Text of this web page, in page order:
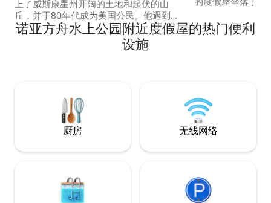
上了威斯康星州开阔的土地和起伏的山
丘，并于80年代成为美国公民。他遇到了
芝加哥的城市女孩Curly，她把一点城市带
到了他的乡村生活中。他们喜欢饲养水
牛，在门廊上度过温暖的一天，享受新鲜
满高科技和舒适设施的乡村小屋旁。我们
为每个人提供燃气壁炉、电视（配备碟
子、Cinemax、HBO和蓝牙音响系统）、
棋盘游戏和全功能厨房。在外面喝一杯，
结束后，无论是在阁楼还是卧室，您都会
美丽的日出，俯瞰您的小天地。
Waterpark) 和奥
等戴尔斯热门景点
诺亚方舟水上公园附近度假屋的热门便利
设施
厨房 无线网络